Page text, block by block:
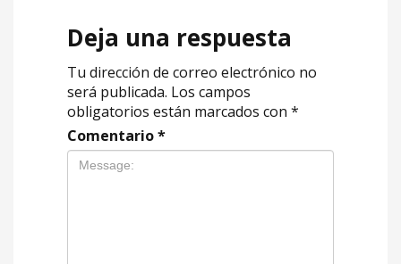
Deja una respuesta
Tu dirección de correo electrónico no
será publicada. Los campos
obligatorios están marcados con *
Comentario*